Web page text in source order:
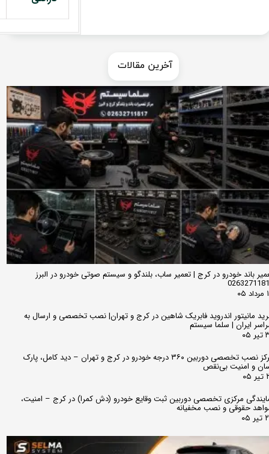
باند خودرو در کرج | تعمیر ساب، بلندگو و سیستم صوتی خودرو در البرز
مانیتور اندروید فابریک شاهین در کرج و تهران| نصب تخصصی و ارسال به
ایران | سلما سیستم
مرکز نصب تخصصی دوربین ۳۶۰ درجه خودرو در کرج و تهران – دید کامل، پارک
و امنیت بی‌نقص
مرکزی تخصصی دوربین ثبت وقایع خودرو (دش کمرا) در کرج – امنیت،
حقوقی و نصب مخفیانه
​​آخرین مقالات